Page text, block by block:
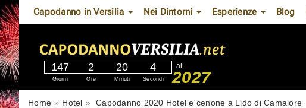
Capodanno in Versilia Nei Dintorni Esperienze Blog
147
Giorni
2
Ore
20
Minuti
3
Secondi
al
2027
Home Hotel Capodanno 2020 Hotel e cenone a Lido di Camaiore